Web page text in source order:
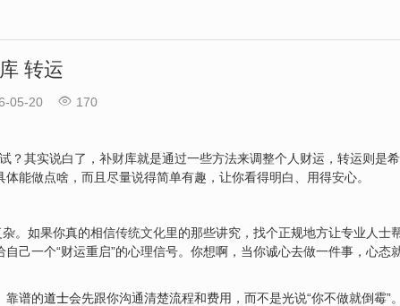
转运
05-20  170
？其实说白了，补财库就是通过一些方法来调整个人财运，转运则是希
能做点啥，而且尽量说得简单有趣，让你看得明白、用得安心。
。如果你真的相信传统文化里的那些讲究，找个正规地方让专业人士
己一个“财运重启”的心理信号。你想啊，当你诚心去做一件事，心态
靠谱的道士会先跟你沟通清楚流程和费用，而不是光说“你不做就倒霉”。